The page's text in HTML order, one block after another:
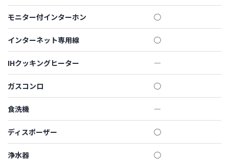
モニター付インターホン ◯
インターネット専用線 ◯
IHクッキングヒーター ―
ガスコンロ ◯
食洗機 ―
ディスポーザー ◯
浄水器 ◯